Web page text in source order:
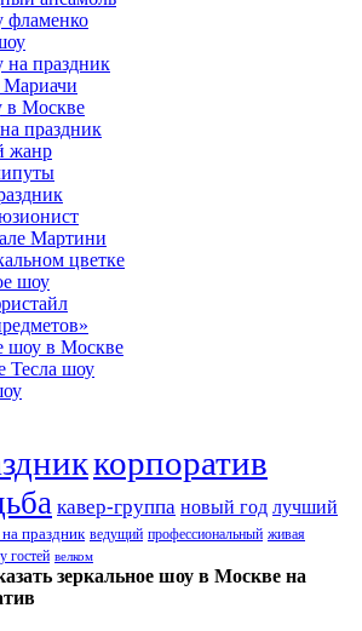
фламенко
на праздник
Мариачи
в Москве
праздник
жанр
Мартини
цветке
шоу
шоу в Москве
Тесла шоу
корпоратив
кавер-группа новый год лучший
праздник ведущий профессиональный живая
гостей велком
зеркальное шоу в Москве на